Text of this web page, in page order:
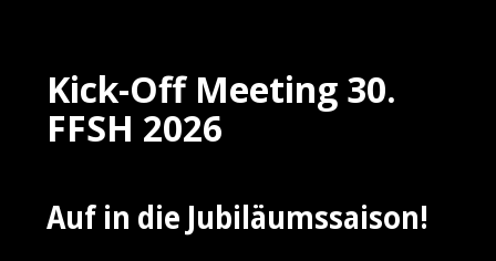
Kick-Off Meeting 30.
FFSH 2026
Auf in die Jubiläumssaison!